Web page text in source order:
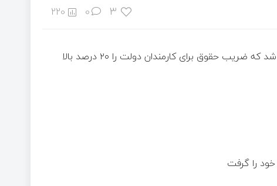
3
0
220
حمید پورمحمدی، رییس سازمان برنامه و بودجه گفت: تصویب شد که ضریب حقوق برای کارمندان دولت را ۲۰ درصد بالا